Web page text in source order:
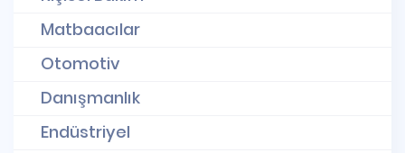
Matbaacılar
Otomotiv
Danışmanlık
Endüstriyel